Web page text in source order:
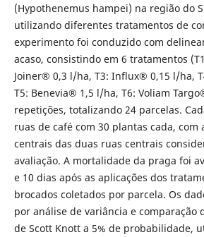
(Hypothenemus hampei) na região do
utilizando diferentes tratamentos de
experimento foi conduzido com
acaso, consistindo em 6 tratamentos
Joiner® 0,3 l/ha, T3: Influx® 0,15 l/ha,
T5: Benevia® 1,5 l/ha, T6: Voliam
repetições, totalizando 24 parcelas.
ruas de café com 30 plantas cada, com
centrais das duas ruas centrais
avaliação. A mortalidade da praga foi
e 10 dias após as aplicações dos
brocados coletados por parcela. Os
por análise de variância e comparação
de Scott Knott a 5% de probabilidade,